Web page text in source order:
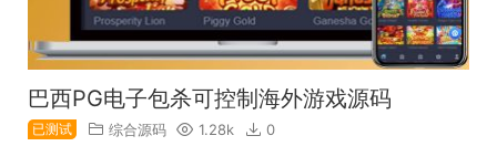
巴西PG电子包杀可控制海外游戏源码
已测试 综合源码 1.28k 0